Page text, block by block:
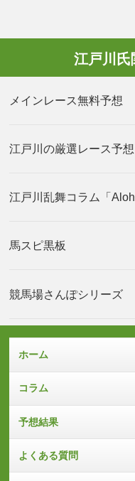
江戸川氏
メインレース無料予想
江戸川の厳選レース予想
江戸川乱舞コラム「
馬スピ黒板
競馬場さんぽシリーズ
ホーム
コラム
予想結果
よくある質問